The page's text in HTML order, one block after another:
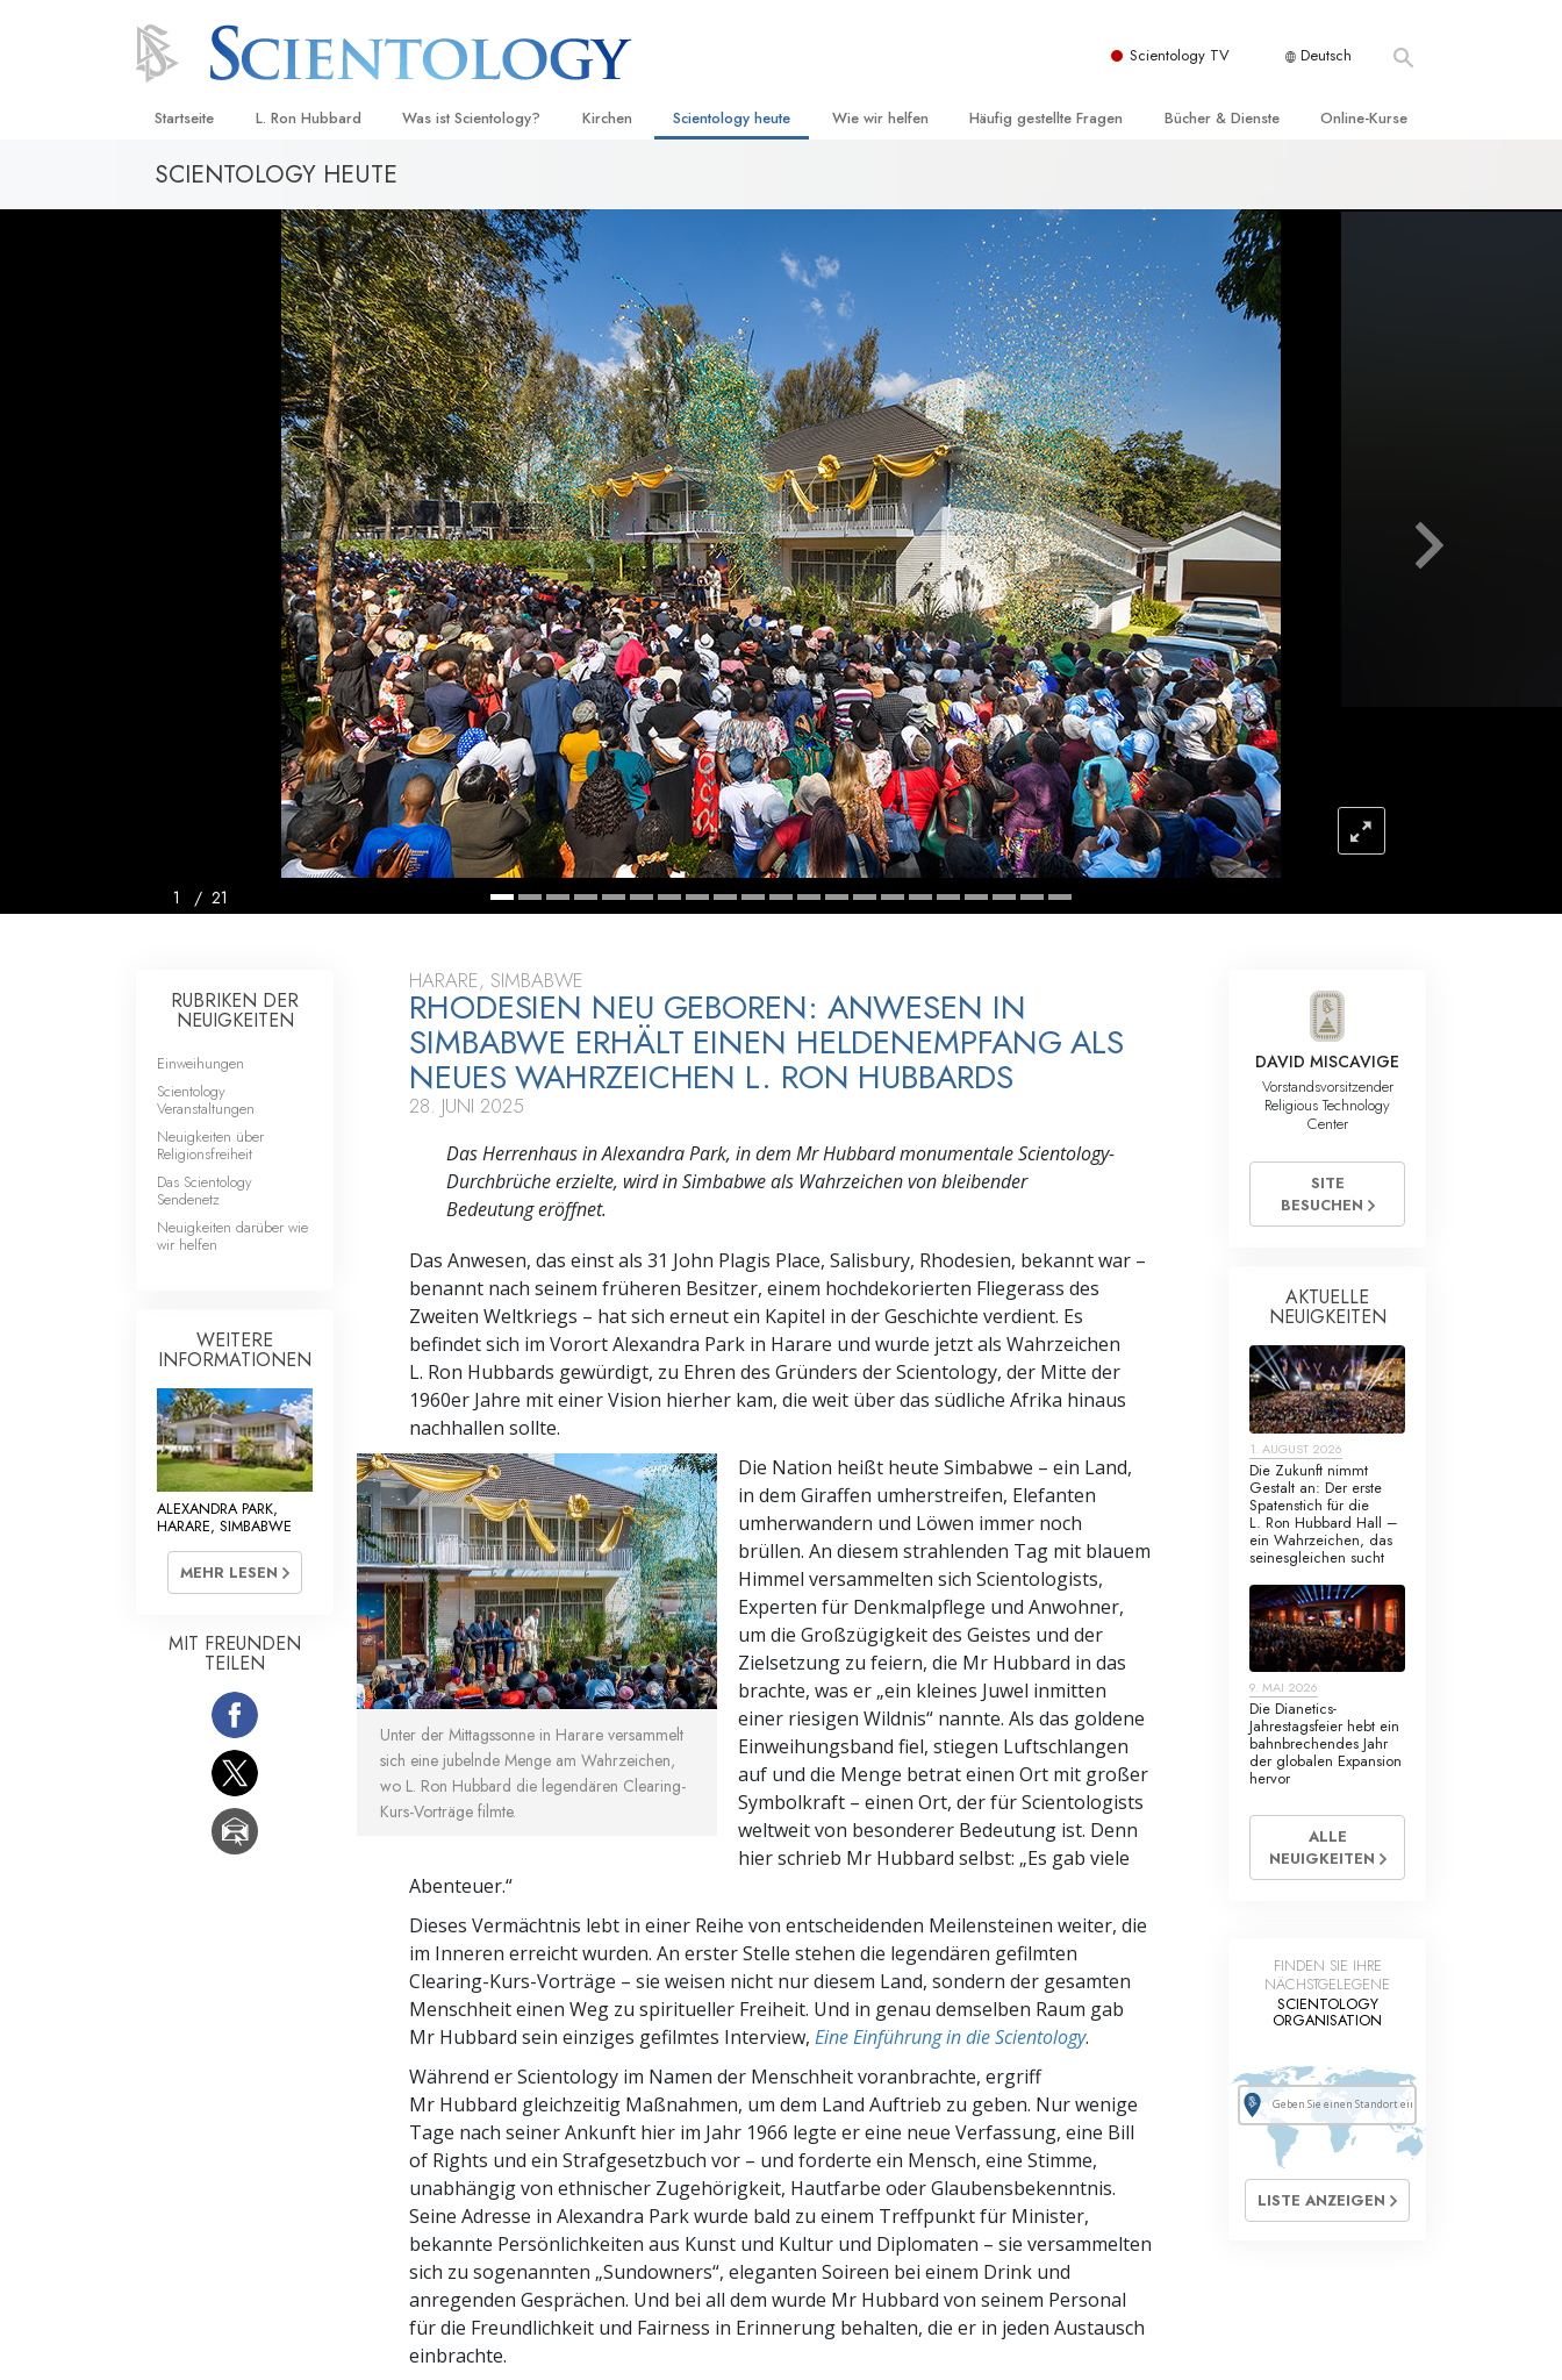
Scientology TV Deutsch
Startseite L. Ron Hubbard Was ist Scientology?
Scientology Bekenntnisse und
Kodizes
Was Scientologen über Scientology
sagen
Lernen Sie einen Scientologen kennen
Innerhalb einer Scientology Kirche
Die Grundprinzipien der Scientology
Eine Einführung in die Dianetik
Liebe und Hass – Was ist Größe?
Kirchen
Ideale Scientology Kirchen
Fortgeschrittene Organisationen
Flag Land Base
Freewinds
Scientology für die Welt
Scientology heute
David Miscavige – Kirchliches
Oberhaupt von Scientology
Wie wir helfen
Criminon
Narconon
Fakten über Drogen
United for Human Rights (Vereint für
Menschenrechte)
Citizens Commission on Human Rights
Ehrenamtliche Scientology Geistliche
Häufig gestellte Fragen
Innerhalb einer Scientology Kirche
Die Organisation der Scientology
Bücher & Dienste
Hörbücher
Einführungsvorträge
Einführungsfilme
Einführende Dienste
Online-Kurse
Die Dynamiken des Daseins
Die Bestandteile des Verstehens
Lösungen für eine gefährliche Umwelt
Beistände bei Krankheiten und
Verletzungen
Integrität und Ehrlichkeit
Ehe
Die emotionelle Tonskala
Antworten auf das Drogenproblem
Kinder
Werkzeuge für den Arbeitsplatz
Ethik und die Zustände
Die Ursache von Unterdrückung
Ermittlungen
Grundlagen des Organisierens
SCIENTOLOGY HEUTE
1 / 21
HARARE, SIMBABWE
RHODESIEN NEU GEBOREN: ANWESEN IN
SIMBABWE ERHÄLT EINEN HELDENEMPFANG ALS
NEUES WAHRZEICHEN L. RON HUBBARDS
28. JUNI 2025
Das Herrenhaus in Alexandra Park, in dem Mr Hubbard monumentale Scientology-
Durchbrüche erzielte, wird in Simbabwe als Wahrzeichen von bleibender
Bedeutung eröffnet.
Das Anwesen, das einst als 31 John Plagis Place, Salisbury, Rhodesien, bekannt war –
benannt nach seinem früheren Besitzer, einem hochdekorierten Fliegerass des
Zweiten Weltkriegs – hat sich erneut ein Kapitel in der Geschichte verdient. Es
befindet sich im Vorort Alexandra Park in Harare und wurde jetzt als Wahrzeichen
L. Ron Hubbards gewürdigt, zu Ehren des Gründers der Scientology, der Mitte der
1960er Jahre mit einer Vision hierher kam, die weit über das südliche Afrika hinaus
nachhallen sollte.
Unter der Mittagssonne in Harare versammelt
sich eine jubelnde Menge am Wahrzeichen,
wo L. Ron Hubbard die legendären Clearing-
Kurs-Vorträge filmte.
Die Nation heißt heute Simbabwe – ein Land,
in dem Giraffen umherstreifen, Elefanten
umherwandern und Löwen immer noch
brüllen. An diesem strahlenden Tag mit blauem
Himmel versammelten sich Scientologists,
Experten für Denkmalpflege und Anwohner,
um die Großzügigkeit des Geistes und der
Zielsetzung zu feiern, die Mr Hubbard in das
brachte, was er „ein kleines Juwel inmitten
einer riesigen Wildnis“ nannte. Als das goldene
Einweihungsband fiel, stiegen Luftschlangen
auf und die Menge betrat einen Ort mit großer
Symbolkraft – einen Ort, der für Scientologists
weltweit von besonderer Bedeutung ist. Denn
hier schrieb Mr Hubbard selbst: „Es gab viele
Abenteuer.“
Dieses Vermächtnis lebt in einer Reihe von entscheidenden Meilensteinen weiter, die
im Inneren erreicht wurden. An erster Stelle stehen die legendären gefilmten
Clearing-Kurs-Vorträge – sie weisen nicht nur diesem Land, sondern der gesamten
Menschheit einen Weg zu spiritueller Freiheit. Und in genau demselben Raum gab
Mr Hubbard sein einziges gefilmtes Interview, Eine Einführung in die Scientology.
Während er Scientology im Namen der Menschheit voranbrachte, ergriff
Mr Hubbard gleichzeitig Maßnahmen, um dem Land Auftrieb zu geben. Nur wenige
Tage nach seiner Ankunft hier im Jahr 1966 legte er eine neue Verfassung, eine Bill
of Rights und ein Strafgesetzbuch vor – und forderte ein Mensch, eine Stimme,
unabhängig von ethnischer Zugehörigkeit, Hautfarbe oder Glaubensbekenntnis.
Seine Adresse in Alexandra Park wurde bald zu einem Treffpunkt für Minister,
bekannte Persönlichkeiten aus Kunst und Kultur und Diplomaten – sie versammelten
sich zu sogenannten „Sundowners“, eleganten Soireen bei einem Drink und
anregenden Gesprächen. Und bei all dem wurde Mr Hubbard von seinem Personal
für die Freundlichkeit und Fairness in Erinnerung behalten, die er in jeden Austausch
einbrachte.
RUBRIKEN DER
NEUIGKEITEN
Einweihungen
Scientology
Veranstaltungen
Neuigkeiten über
Religionsfreiheit
Das Scientology
Sendenetz
Neuigkeiten darüber wie
wir helfen
WEITERE
INFORMATIONEN
ALEXANDRA PARK,
HARARE, SIMBABWE
MEHR LESEN
MIT FREUNDEN
TEILEN
DAVID MISCAVIGE
Vorstandsvorsitzender
Religious Technology
Center
SITE
BESUCHEN
AKTUELLE
NEUIGKEITEN
1. AUGUST 2026
Die Zukunft nimmt
Gestalt an: Der erste
Spatenstich für die
L. Ron Hubbard Hall –
ein Wahrzeichen, das
seinesgleichen sucht
9. MAI 2026
Die Dianetics-
Jahrestagsfeier hebt ein
bahnbrechendes Jahr
der globalen Expansion
hervor
ALLE
NEUIGKEITEN
FINDEN SIE IHRE
NÄCHSTGELEGENE
SCIENTOLOGY
ORGANISATION
LISTE ANZEIGEN